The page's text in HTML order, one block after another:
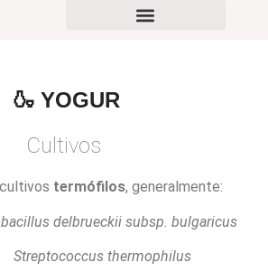
🍶 YOGUR
Cultivos
termófilos, generalmente:
delbrueckii subsp. bulgaricus
Streptococcus thermophilus